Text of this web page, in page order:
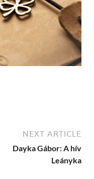
NEXT ARTICLE
Dayka Gábor: A hív
Leányka